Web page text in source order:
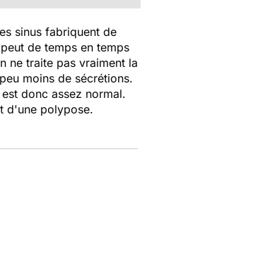
sinus fabriquent de
de temps en temps
ne traite pas vraiment la
moins de sécrétions.
est donc assez normal.
d'une polypose.